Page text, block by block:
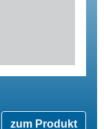
zum Produkt